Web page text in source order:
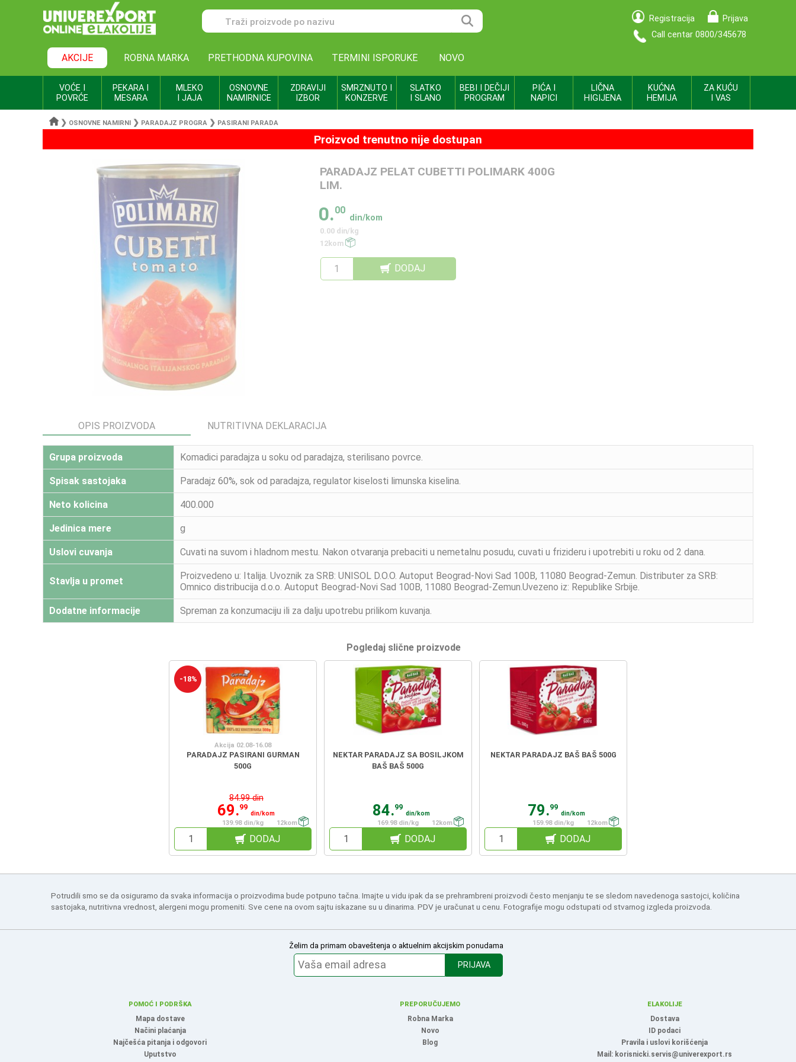
Registracija
Prijava
Call centar 0800/345678
AKCIJE ROBNA MARKA PRETHODNA KUPOVINA TERMINI ISPORUKE NOVO
VOĆE I
POVRĆE
PEKARA I
MESARA
MLEKO
I JAJA
OSNOVNE
NAMIRNICE
ZDRAVIJI
IZBOR
SMRZNUTO I
KONZERVE
SLATKO
I SLANO
BEBI I DEČIJI
PROGRAM
PIĆA I
NAPICI
LIČNA
HIGIJENA
KUĆNA
HEMIJA
ZA KUĆU
I VAS
❯ OSNOVNE NAMIRNI ❯ PARADAJZ PROGRA ❯ PASIRANI PARADA
Proizvod trenutno nije dostupan
PARADAJZ PELAT CUBETTI POLIMARK 400G
LIM.
0.00
din/kom
0.00 din/kg
12kom
DODAJ
OPIS PROIZVODA NUTRITIVNA DEKLARACIJA
Grupa proizvoda Komadici paradajza u soku od paradajza, sterilisano povrce.
Spisak sastojaka Paradajz 60%, sok od paradajza, regulator kiselosti limunska kiselina.
Neto kolicina 400.000
Jedinica mere g
Uslovi cuvanja Cuvati na suvom i hladnom mestu. Nakon otvaranja prebaciti u nemetalnu posudu, cuvati u frizideru i upotrebiti u roku od 2 dana.
Stavlja u promet
Proizvedeno u: Italija. Uvoznik za SRB: UNISOL D.O.O. Autoput Beograd-Novi Sad 100B, 11080 Beograd-Zemun. Distributer za SRB:
Omnico distribucija d.o.o. Autoput Beograd-Novi Sad 100B, 11080 Beograd-Zemun.Uvezeno iz: Republike Srbije.
Dodatne informacije Spreman za konzumaciju ili za dalju upotrebu prilikom kuvanja.
Pogledaj slične proizvode
-18%
Akcija 02.08-16.08
PARADAJZ PASIRANI GURMAN
500G
84.99 din
69.99
din/kom
139.98 din/kg
12kom
DODAJ
NEKTAR PARADAJZ SA BOSILJKOM
BAŠ BAŠ 500G
84.99
din/kom
169.98 din/kg
12kom
DODAJ
NEKTAR PARADAJZ BAŠ BAŠ 500G
79.99
din/kom
159.98 din/kg
12kom
DODAJ
Potrudili smo se da osiguramo da svaka informacija o proizvodima bude potpuno tačna. Imajte u vidu ipak da se prehrambreni proizvodi često menjanju te se sledom navedenoga sastojci, količina
sastojaka, nutritivna vrednost, alergeni mogu promeniti. Sve cene na ovom sajtu iskazane su u dinarima. PDV je uračunat u cenu. Fotografije mogu odstupati od stvarnog izgleda proizvoda.
Želim da primam obaveštenja o aktuelnim akcijskim ponudama
PRIJAVA
POMOĆ I PODRŠKA
Mapa dostave
Načini plaćanja
Najčešća pitanja i odgovori
Uputstvo
PREPORUČUJEMO
Robna Marka
Novo
Blog
ELAKOLIJE
Dostava
ID podaci
Pravila i uslovi korišćenja
Mail: korisnicki.servis@univerexport.rs